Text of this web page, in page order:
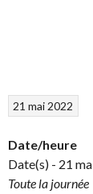
21 mai 2022
Date/heure
Date(s) - 21
Toute la journée